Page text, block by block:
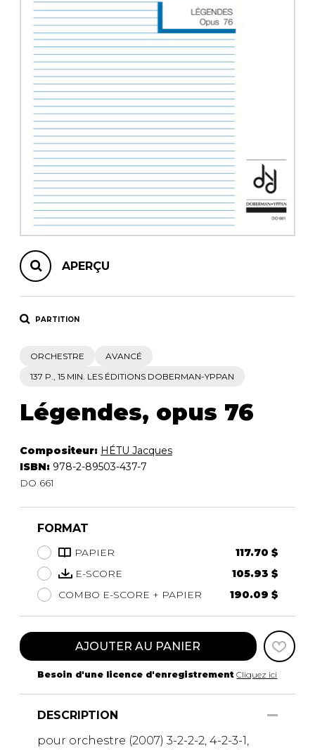
AUTRES PRODUITS
APERÇU
PARTITION
ORCHESTRE
AVANCÉ
137 P., 15 MIN. LES ÉDITIONS DOBERMAN-YPPAN
Légendes, opus 76
Compositeur: HÉTU Jacques
ISBN: 978-2-89503-437-7
DO 661
FORMAT
PAPIER
117.70 $
E-SCORE
105.93 $
COMBO E-SCORE + PAPIER
190.09 $
AJOUTER AU PANIER
Besoin d'une licence d'enregistrement Cliquez ici
DESCRIPTION
pour orchestre (2007) 3-2-2-2, 4-2-3-1,